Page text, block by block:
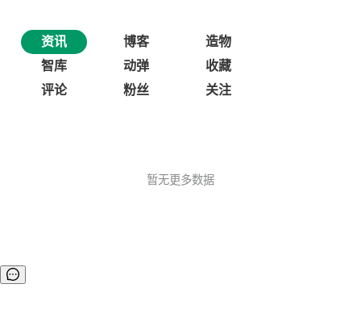
资讯 博客
造物
智库
动弹
收藏
评论
粉丝 关注
暂无更多数据